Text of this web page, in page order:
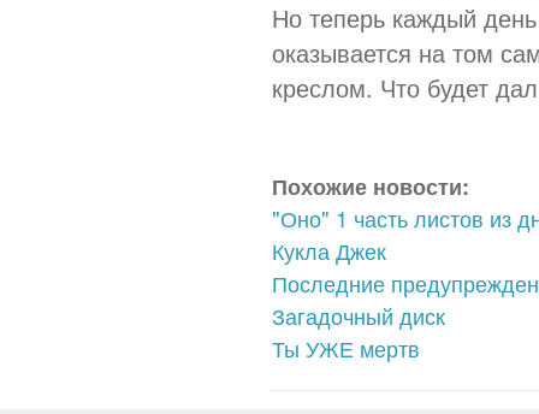
Но теперь каждый
оказывается на том
креслом. Что будет
Похожие новости:
"Оно" 1 часть листов из
Кукла Джек
Последние
Загадочный диск
Ты УЖЕ мертв